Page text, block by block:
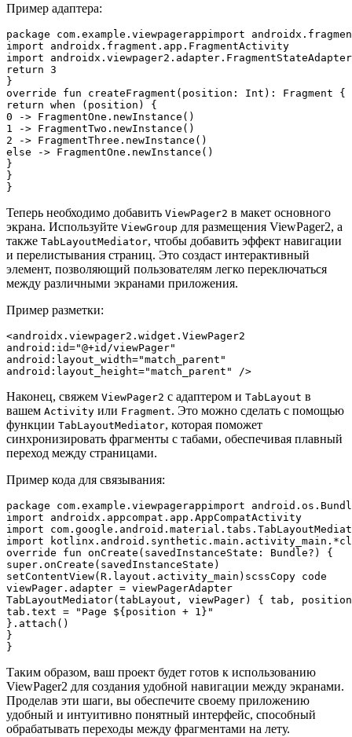
Пример адаптера:
package com.example.viewpagerappimport
import androidx.fragment.app.FragmentActivity
import
return 3
}
override fun createFragment(position: Int): Fragment {
return when (position) {
0 -> FragmentOne.newInstance()
1 -> FragmentTwo.newInstance()
2 -> FragmentThree.newInstance()
else -> FragmentOne.newInstance()
}
}
Теперь необходимо добавить ViewPager2 в макет основного
экрана. Используйте ViewGroup для размещения ViewPager2, а
также TabLayoutMediator, чтобы добавить эффект навигации
и перелистывания страниц. Это создаст интерактивный
элемент, позволяющий пользователям легко переключаться
между различными экранами приложения.
Пример разметки:
<androidx.viewpager2.widget.ViewPager2
android:id="@+id/viewPager"
android:layout_width="match_parent"
android:layout_height="match_parent" />
Наконец, свяжем ViewPager2 с адаптером и TabLayout в
вашем Activity или Fragment. Это можно сделать с помощью
функции TabLayoutMediator, которая поможет
синхронизировать фрагменты с табами, обеспечивая плавный
переход между страницами.
Пример кода для связывания:
package com.example.viewpagerappimport
import androidx.appcompat.app.AppCompatActivity
import
import
override fun onCreate(savedInstanceState: Bundle?) {
super.onCreate(savedInstanceState)
setContentView(R.layout.activity_main)scssCopy code
viewPager.adapter = viewPagerAdapter
TabLayoutMediator(tabLayout, viewPager) { tab,
tab.text = "Page ${position + 1}"
}.attach()
}
Таким образом, ваш проект будет готов к использованию
ViewPager2 для создания удобной навигации между экранами.
Проделав эти шаги, вы обеспечите своему приложению
удобный и интуитивно понятный интерфейс, способный
обрабатывать переходы между фрагментами на лету.